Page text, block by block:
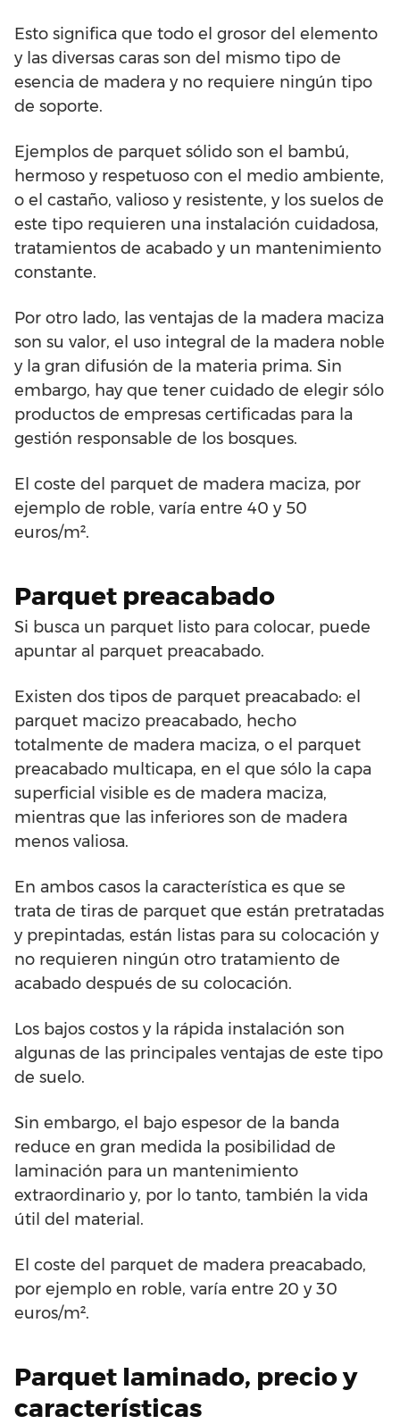
Esto significa que todo el grosor del elemento
y las diversas caras son del mismo tipo de
esencia de madera y no requiere ningún tipo
de soporte.
Ejemplos de parquet sólido son el bambú,
hermoso y respetuoso con el medio ambiente,
o el castaño, valioso y resistente, y los suelos de
este tipo requieren una instalación cuidadosa,
tratamientos de acabado y un mantenimiento
constante.
Por otro lado, las ventajas de la madera maciza
son su valor, el uso integral de la madera noble
y la gran difusión de la materia prima. Sin
embargo, hay que tener cuidado de elegir sólo
productos de empresas certificadas para la
gestión responsable de los bosques.
El coste del parquet de madera maciza, por
ejemplo de roble, varía entre 40 y 50
euros/m².
Parquet preacabado
Si busca un parquet listo para colocar, puede
apuntar al parquet preacabado.
Existen dos tipos de parquet preacabado: el
parquet macizo preacabado, hecho
totalmente de madera maciza, o el parquet
preacabado multicapa, en el que sólo la capa
superficial visible es de madera maciza,
mientras que las inferiores son de madera
menos valiosa.
En ambos casos la característica es que se
trata de tiras de parquet que están pretratadas
y prepintadas, están listas para su colocación y
no requieren ningún otro tratamiento de
acabado después de su colocación.
Los bajos costos y la rápida instalación son
algunas de las principales ventajas de este tipo
de suelo.
Sin embargo, el bajo espesor de la banda
reduce en gran medida la posibilidad de
laminación para un mantenimiento
extraordinario y, por lo tanto, también la vida
útil del material.
El coste del parquet de madera preacabado,
por ejemplo en roble, varía entre 20 y 30
euros/m².
Parquet laminado, precio y
características